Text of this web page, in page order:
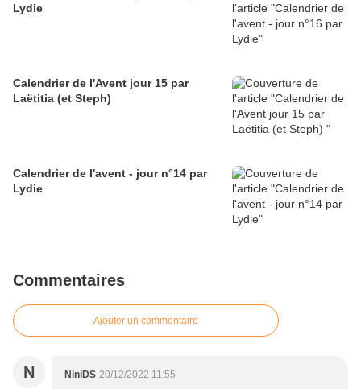
Lydie
Calendrier de l'Avent jour 15 par
Laëtitia (et Steph)
Calendrier de l'avent - jour n°14 par
Lydie
Commentaires
Ajouter un commentaire
N NiniDS 20/12/2022 11:55